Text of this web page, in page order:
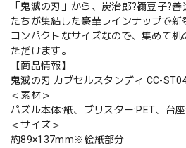
「鬼滅の刃」から、炭治郎?禰豆子?
たちが集結した豪華ラインナップで新
コンパクトなサイズなので、集めて
ただけます。
【商品情報】
鬼滅の刃 カブセルスタンディ CC-
＜素材＞
パズル本体:紙、ブリスター:PET、台
＜サイズ＞
約89×137mm※絵紙部分